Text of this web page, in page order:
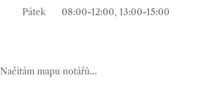
Pátek
08:00-12:00, 13:00-15:00
Načítám mapu notářů...